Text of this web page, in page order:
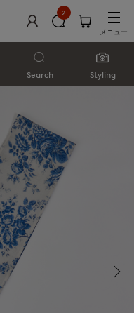
2
メニュー
Search Styling